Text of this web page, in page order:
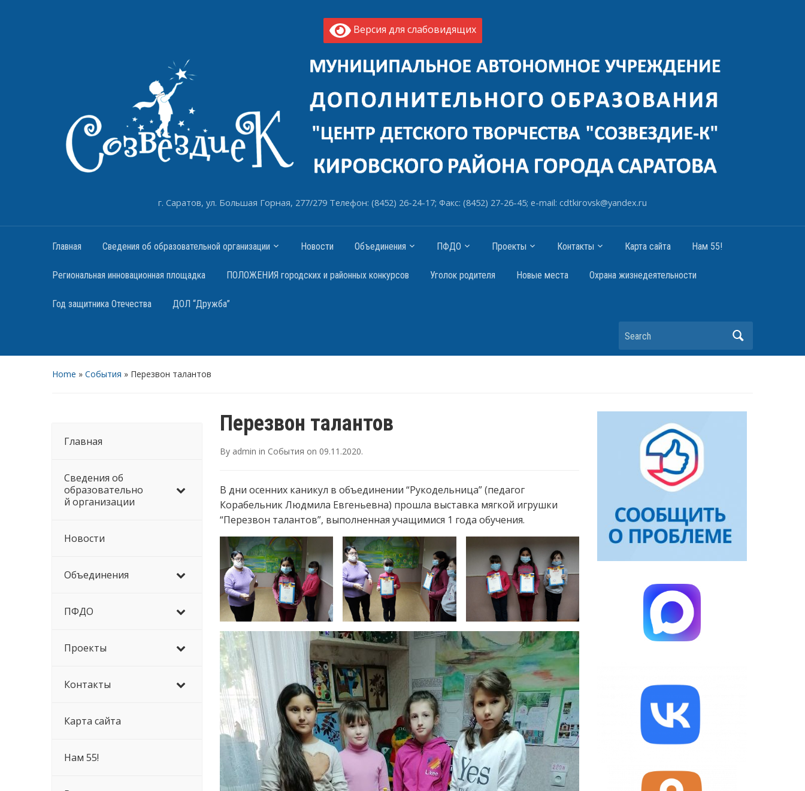
Версия для слабовидящих
г. Саратов, ул. Большая Горная, 277/279 Телефон: (8452) 26-24-17; Факс: (8452) 27-26-45; e-mail: cdtkirovsk@yandex.ru
Главная Сведения об образовательной организации Новости Объединения ПФДО Проекты Контакты Карта сайта Нам 55!
Региональная инновационная площадка ПОЛОЖЕНИЯ городских и районных конкурсов Уголок родителя Новые места Охрана жизнедеятельности
Год защитника Отечества ДОЛ “Дружба”
Search
Home » События » Перезвон талантов
Главная
Сведения об
образовательно
й организации
Новости
Объединения
ПФДО
Проекты
Контакты
Карта сайта
Нам 55!
Перезвон талантов
By admin in События on 09.11.2020.
В дни осенних каникул в объединении “Рукодельница” (педагог
Корабельник Людмила Евгеньевна) прошла выставка мягкой игрушки
“Перезвон талантов”, выполненная учащимися 1 года обучения.